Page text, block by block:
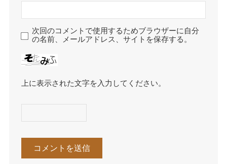
次回のコメントで使用するためブラウザーに自分
の名前、メールアドレス、サイトを保存する。
上に表示された文字を入力してください。